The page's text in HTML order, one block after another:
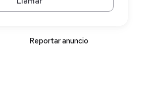
Reportar anuncio